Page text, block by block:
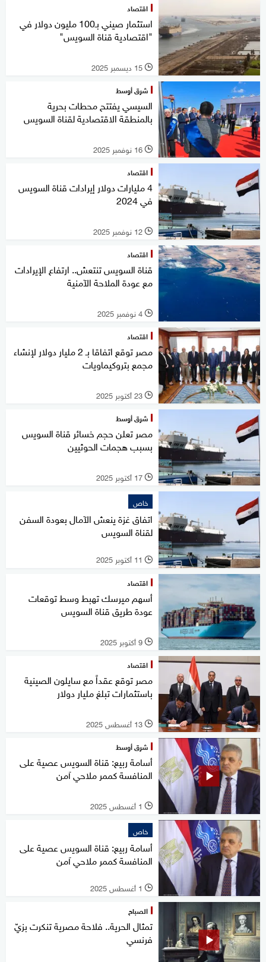
اقتصاد
استثمار صيني بـ100 مليون دولار في
"اقتصادية قناة السويس"
l 15 ديسمبر 2025
شرق أوسط
السيسي يفتتح محطات بحرية
بالمنطقة الاقتصادية لقناة السويس
l 16 نوفمبر 2025
اقتصاد
4 مليارات دولار إيرادات قناة السويس
في 2024
l 12 نوفمبر 2025
اقتصاد
قناة السويس تنتعش.. ارتفاع الإيرادات
مع عودة الملاحة الآمنية
l 4 نوفمبر 2025
اقتصاد
مصر توقع اتفاقا بـ 2 مليار دولار لإنشاء
مجمع بتروكيماويات
l 23 أكتوبر 2025
شرق أوسط
مصر تعلن حجم خسائر قناة السويس
بسبب هجمات الحوثيين
l 17 أكتوبر 2025
خاص
اتفاق غزة ينعش الآمال بعودة السفن
لقناة السويس
l 11 أكتوبر 2025
اقتصاد
أسهم ميرسك تهبط وسط توقعات
عودة طريق قناة السويس
l 9 أكتوبر 2025
اقتصاد
مصر توقع عقداً مع سايلون الصينية
باستثمارات تبلغ مليار دولار
l 13 أغسطس 2025
شرق أوسط
أسامة ربيع: قناة السويس عصية على
المنافسة كممر ملاحي آمن
l 1 أغسطس 2025
خاص
أسامة ربيع: قناة السويس عصية على
المنافسة كممر ملاحي آمن
l 1 أغسطس 2025
الصباح
تمثال الحرية.. فلاحة مصرية تنكرت بزيّ
فرنسي